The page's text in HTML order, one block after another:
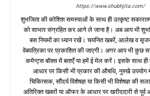
https://www.shubhjita.com/
शुभजिता की कोशिश समस्याओं के साथ ही उत्कृष्ट
को साभार संग्रहित कर आगे ले जाना है। अब आप भी
बस नियमों का ध्यान रखें। चयनित खबरें, आलेख व
वेबपत्रिका पर प्रकाशित की जाएगी। अगर आप भी कुछ
कमेन्ट्स बॉक्स में बताएँ या हमें ई मेल करें। इसके साथ
आधार पर किसी भी प्रकार की औषधि, नुस्खे उपयोग
चिकित्सक, सौंदर्य विशेषज्ञ या किसी भी विशेषज्ञ की
अतिरिक्त खबरों या ऑफर के आधार पर खरीददारी से